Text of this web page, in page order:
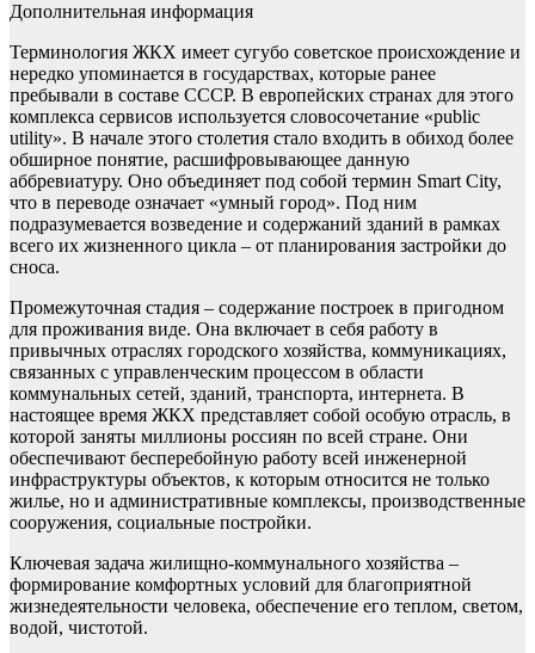
Дополнительная информация
Терминология ЖКХ имеет сугубо советское происхождение и
нередко упоминается в государствах, которые ранее
пребывали в составе СССР. В европейских странах для этого
комплекса сервисов используется словосочетание «public
utility». В начале этого столетия стало входить в обиход более
обширное понятие, расшифровывающее данную
аббревиатуру. Оно объединяет под собой термин Smart City,
что в переводе означает «умный город». Под ним
подразумевается возведение и содержаний зданий в рамках
всего их жизненного цикла – от планирования застройки до
сноса.
Промежуточная стадия – содержание построек в пригодном
для проживания виде. Она включает в себя работу в
привычных отраслях городского хозяйства, коммуникациях,
связанных с управленческим процессом в области
коммунальных сетей, зданий, транспорта, интернета. В
настоящее время ЖКХ представляет собой особую отрасль, в
которой заняты миллионы россиян по всей стране. Они
обеспечивают бесперебойную работу всей инженерной
инфраструктуры объектов, к которым относится не только
жилье, но и административные комплексы, производственные
сооружения, социальные постройки.
Ключевая задача жилищно-коммунального хозяйства –
формирование комфортных условий для благоприятной
жизнедеятельности человека, обеспечение его теплом, светом,
водой, чистотой.